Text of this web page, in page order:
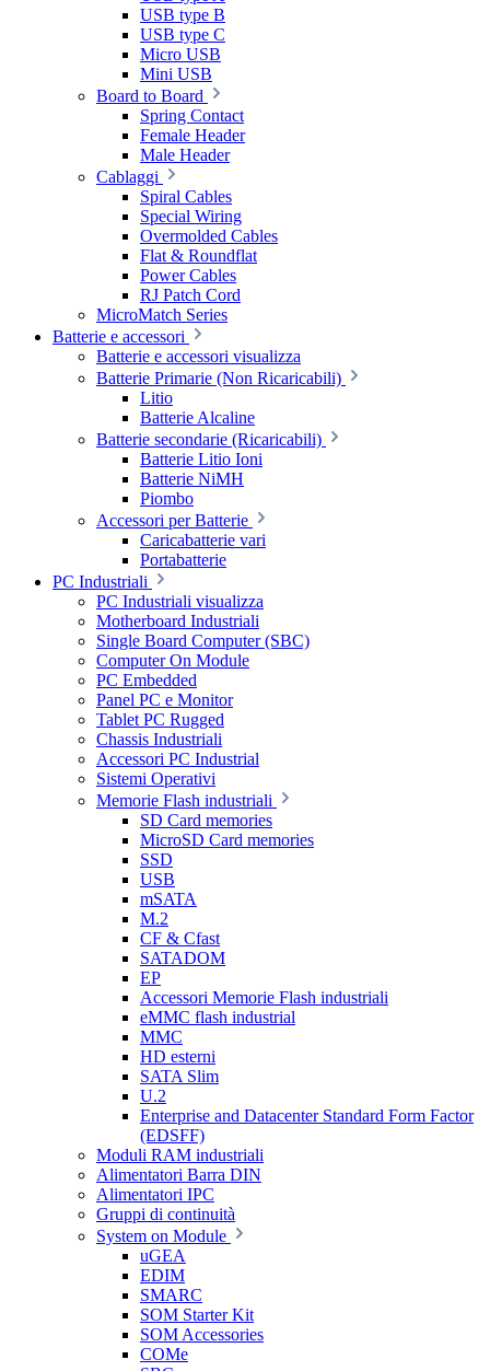
USB type B
USB type C
Micro USB
Mini USB
Board to Board
Spring Contact
Female Header
Male Header
Cablaggi
Spiral Cables
Special Wiring
Overmolded Cables
Flat & Roundflat
Power Cables
RJ Patch Cord
MicroMatch Series
Batterie e accessori
Batterie e accessori visualizza
Batterie Primarie (Non Ricaricabili)
Litio
Batterie Alcaline
Batterie secondarie (Ricaricabili)
Batterie Litio Ioni
Batterie NiMH
Piombo
Accessori per Batterie
Caricabatterie vari
Portabatterie
PC Industriali
PC Industriali visualizza
Motherboard Industriali
Single Board Computer (SBC)
Computer On Module
PC Embedded
Panel PC e Monitor
Tablet PC Rugged
Chassis Industriali
Accessori PC Industrial
Sistemi Operativi
Memorie Flash industriali
SD Card memories
MicroSD Card memories
SSD
USB
mSATA
M.2
CF & Cfast
SATADOM
EP
Accessori Memorie Flash industriali
eMMC flash industrial
MMC
HD esterni
SATA Slim
U.2
Enterprise and Datacenter Standard Form Factor
(EDSFF)
Moduli RAM industriali
Alimentatori Barra DIN
Alimentatori IPC
Gruppi di continuità
System on Module
uGEA
EDIM
SMARC
SOM Starter Kit
SOM Accessories
COMe